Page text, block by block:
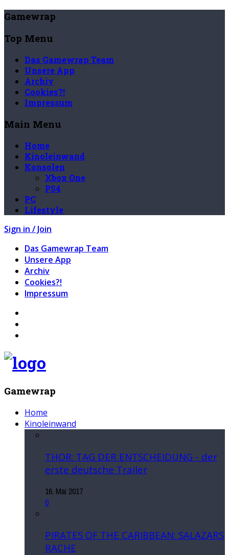
Gamewrap
Top Menu
Das Gamewrap Team
Unsere App
Archiv
Cookies?!
Impressum
Main Menu
Home
Kinoleinwand
Konsolen
Xbox One
PS4
PC
Lifestyle
Sign in / Join
Das Gamewrap Team
Unsere App
Archiv
Cookies?!
Impressum
Gamewrap
Home
Kinoleinwand
THOR: TAG DER ENTSCHEIDUNG - der
erste deutsche Trailer
16. Mai 2017
0
PIRATES OF THE CARIBBEAN: SALAZARS
RACHE